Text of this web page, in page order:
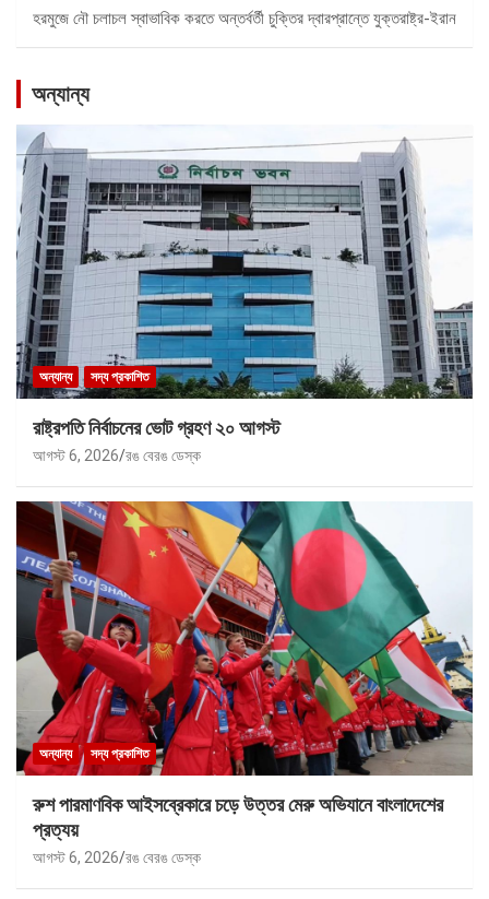
হরমুজে নৌ চলাচল স্বাভাবিক করতে অন্তর্বর্তী চুক্তির দ্বারপ্রান্তে যুক্তরাষ্ট্র-ইরান
অন্যান্য
অন্যান্য সদ্য প্রকাশিত
রাষ্ট্রপতি নির্বাচনের ভোট গ্রহণ ২০ আগস্ট
আগস্ট 6, 2026 রঙ বেরঙ ডেস্ক
অন্যান্য সদ্য প্রকাশিত
রুশ পারমাণবিক আইসব্রেকারে চড়ে উত্তর মেরু অভিযানে বাংলাদেশের
প্রত্যয়
আগস্ট 6, 2026 রঙ বেরঙ ডেস্ক